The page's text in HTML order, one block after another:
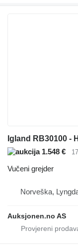
Igland RB30100 -
1.548 €
Vučeni grejder
Norveška,
Auksjonen.no AS